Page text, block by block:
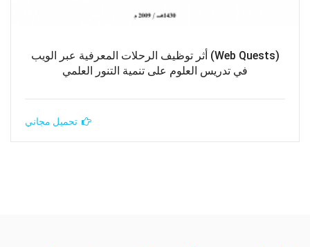
(Web Quests) أثر توظيف الرحلات المعرفية عبر الويب
في تدريس العلوم على تنمية التنور العلمي
تحميل مجاني